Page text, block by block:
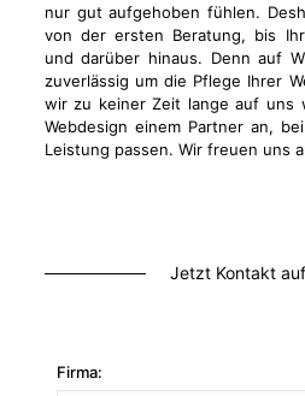
nur gut aufgehoben fühlen.
von der ersten Beratung, bis
und darüber hinaus. Denn auf
zuverlässig um die Pflege Ihrer
wir zu keiner Zeit lange auf uns
Webdesign einem Partner an,
Leistung passen. Wir freuen uns
Jetzt Kontakt
Firma: